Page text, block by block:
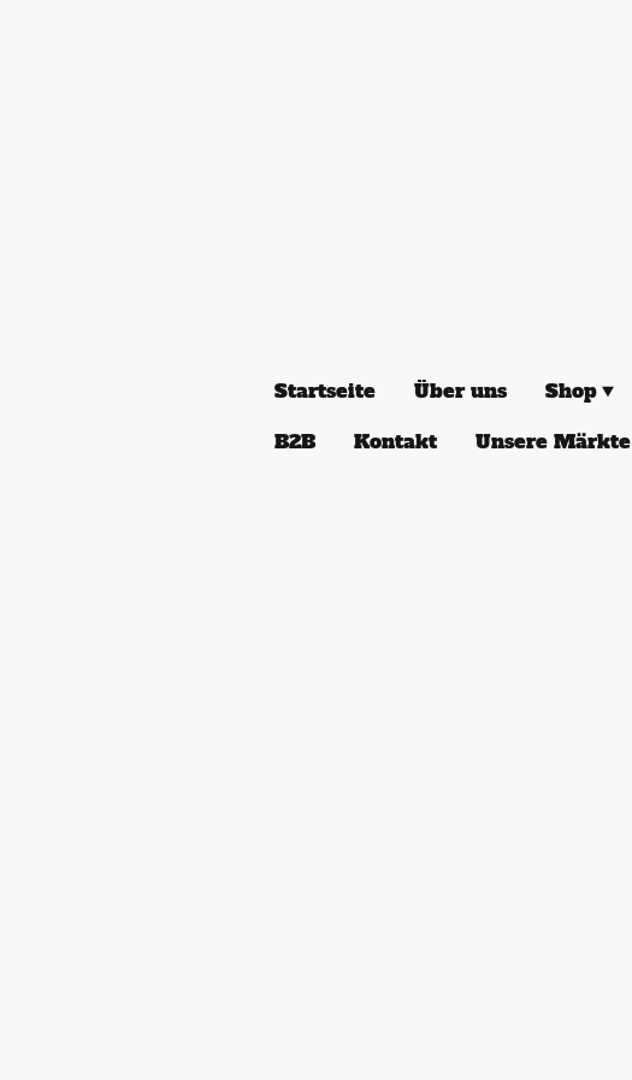
Startseite Über uns Shop
B2B
Kontakt Unsere Märkte